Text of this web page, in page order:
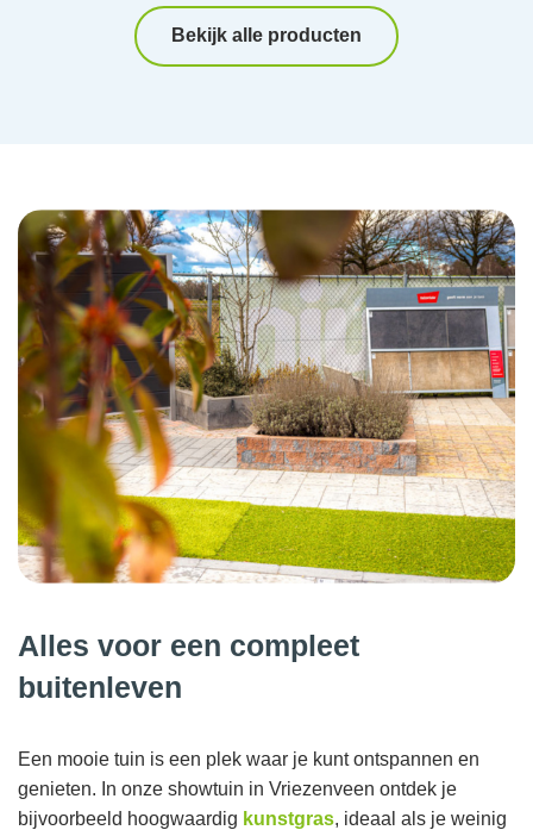
Bekijk alle producten
Alles voor een compleet
buitenleven
Een mooie tuin is een plek waar je kunt ontspannen en
genieten. In onze showtuin in Vriezenveen ontdek je
bijvoorbeeld hoogwaardig kunstgras, ideaal als je weinig